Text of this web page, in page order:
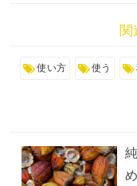
関
使い方 使う